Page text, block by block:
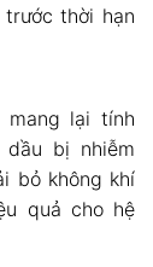
thời hạn
lại tính
bị nhiễm
bỏ không khí
quả cho hệ